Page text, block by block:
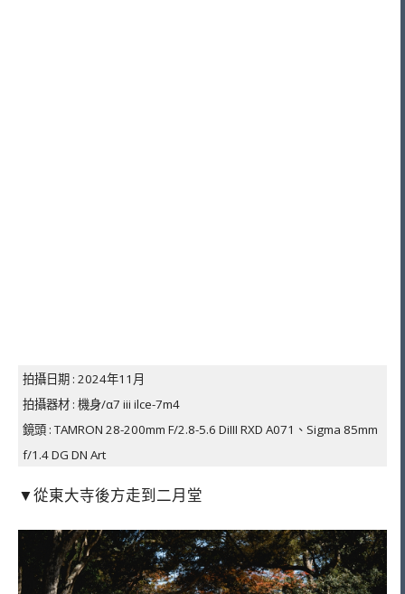
拍攝日期 : 2024年11月
拍攝器材 : 機身/α7 iii ilce-7m4
鏡頭 : TAMRON 28-200mm F/2.8-5.6 DiIII RXD A071、 Sigma 85mm
f/1.4 DG DN Art
▼從東大寺後方走到二月堂